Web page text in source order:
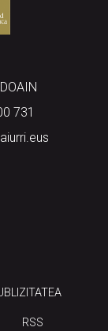
731
RSS